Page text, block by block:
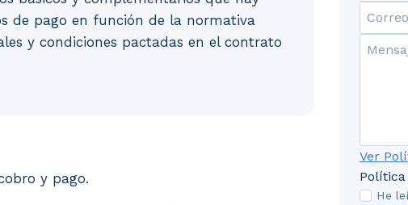
de pago en función de la normativa
y condiciones pactadas en el contrato
y pago. 2. Tipos de documentos: emisión,
y pago.
Ver
He